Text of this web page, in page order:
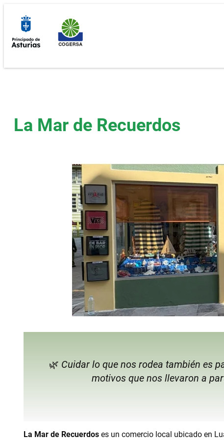
contenido
La Mar de Recuerdos
🌿 Cuidar lo que nos rodea también es
motivos que nos llevaron a
La Mar de Recuerdos es un comercio local ubicado en